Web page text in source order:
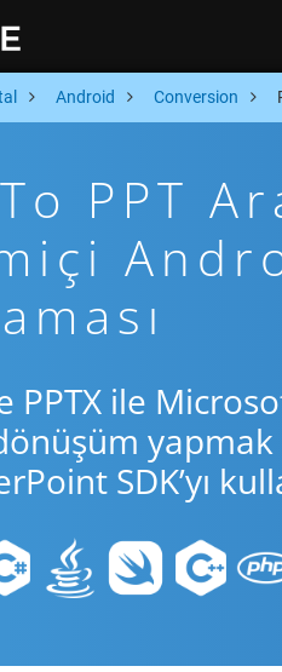
Android Conversion
PPT
PPTX ile
SDK’yı